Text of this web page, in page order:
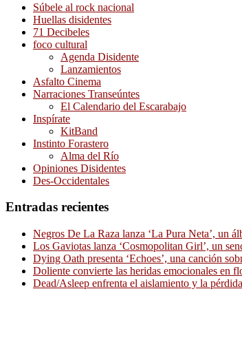
Súbele al rock nacional
Huellas disidentes
71 Decibeles
foco cultural
Agenda Disidente
Lanzamientos
Asfalto Cinema
Narraciones Transeúntes
El Calendario del Escarabajo
Inspírate
KitBand
Instinto Forastero
Alma del Río
Opiniones Disidentes
Des-Occidentales
Entradas recientes
Negros De La Raza lanza ‘La Pura Neta’, un
Los Gaviotas lanza ‘Cosmopolitan Girl’, un
Dying Oath presenta ‘Echoes’, una canción
Doliente convierte las heridas emocionales en
Dead/Asleep enfrenta el aislamiento y la